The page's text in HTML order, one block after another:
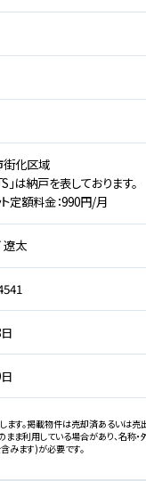
街化区域
」は納戸を表しております。
定額料金：990円/月
遼太
。掲載物件は売却済あるいは売
利用している場合があり、名称・
ます)が必要です。